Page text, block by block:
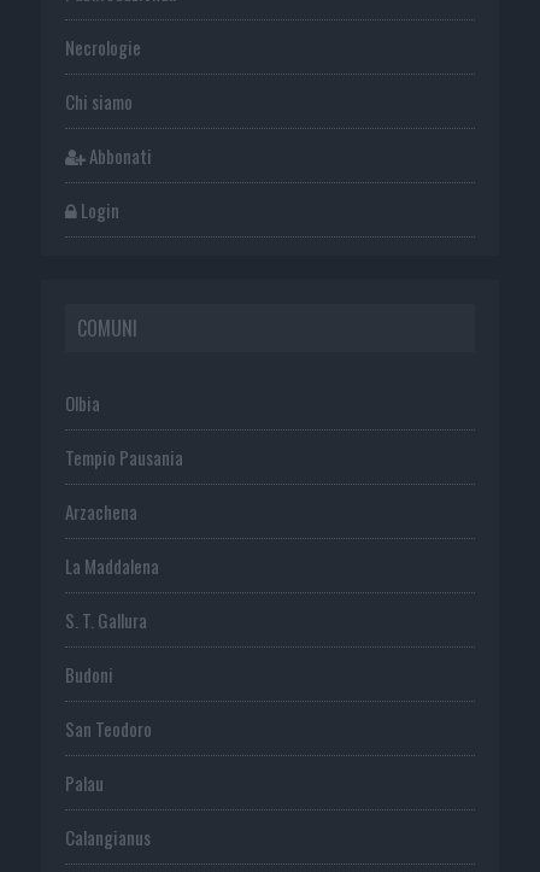
Necrologie
Chi siamo
Abbonati
Login
COMUNI
Olbia
Tempio Pausania
Arzachena
La Maddalena
S. T. Gallura
Budoni
San Teodoro
Palau
Calangianus